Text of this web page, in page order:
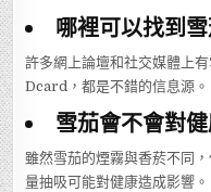
哪裡可以找到
許多網上論壇和社交媒體上
Dcard，都是不錯的信息源。
雪茄會不會對
雖然雪茄的煙霧與香菸不同
量抽吸可能對健康造成影響。